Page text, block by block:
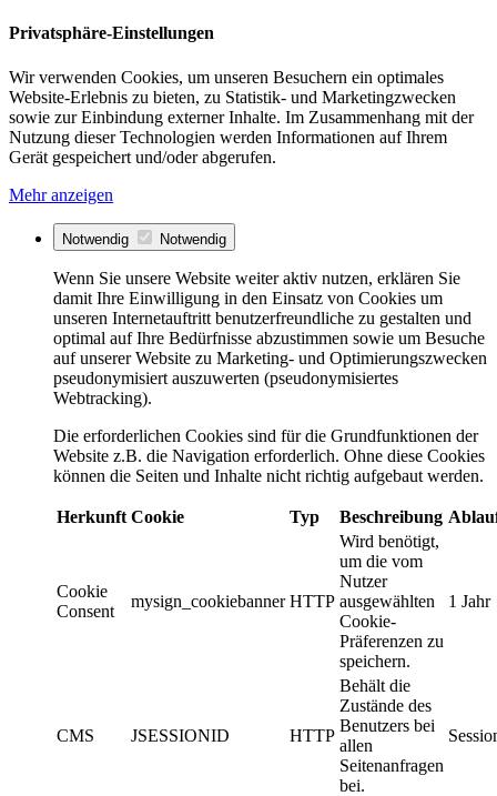
Privatsphäre-Einstellungen
Wir verwenden Cookies, um unseren Besuchern ein optimales
Website-Erlebnis zu bieten, zu Statistik- und Marketingzwecken
sowie zur Einbindung externer Inhalte. Im Zusammenhang mit der
Nutzung dieser Technologien werden Informationen auf Ihrem
Gerät gespeichert und/oder abgerufen.
Mehr anzeigen
Notwendig Notwendig
Wenn Sie unsere Website weiter aktiv nutzen, erklären Sie
damit Ihre Einwilligung in den Einsatz von Cookies um
unseren Internetauftritt benutzerfreundliche zu gestalten und
optimal auf Ihre Bedürfnisse abzustimmen sowie um Besuche
auf unserer Website zu Marketing- und Optimierungszwecken
pseudonymisiert auszuwerten (pseudonymisiertes
Webtracking).
Die erforderlichen Cookies sind für die Grundfunktionen der
Website z.B. die Navigation erforderlich. Ohne diese Cookies
können die Seiten und Inhalte nicht richtig aufgebaut werden.
Herkunft Cookie Typ Beschreibung
Cookie
Consent
mysign_cookiebanner HTTP
Wird benötigt,
um die vom
Nutzer
ausgewählten
Cookie-
Präferenzen zu
speichern.
1 Jahr
CMS JSESSIONID HTTP
Behält die
Zustände des
Benutzers bei
allen
Seitenanfragen
bei.